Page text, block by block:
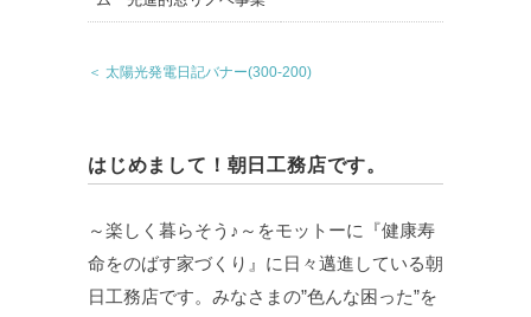
＜ 太陽光発電日記バナー(300-200)
はじめまして！朝日工務店です。
～楽しく暮らそう♪～をモットーに『健康寿
命をのばす家づくり』に日々邁進している朝
日工務店です。みなさまの”色んな困った”を